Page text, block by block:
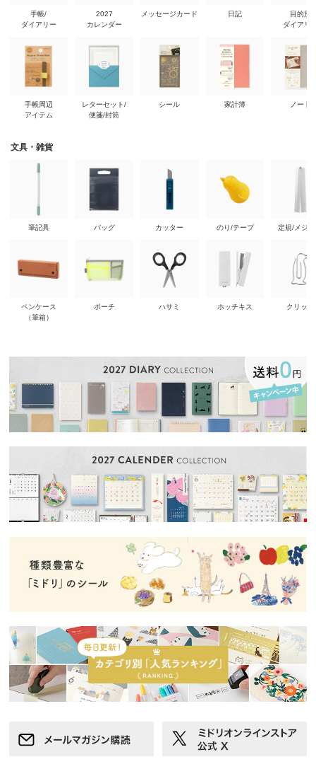
手帳/
ダイアリー
手帳周辺
アイテム
2027
カレンダー
レターセット/
便箋/封筒
メッセージカード
シール
日記
家計簿
目的別
ダイアリ
ノート
文具・雑貨
筆記具
ペンケース
（筆箱）
バッグ
ポーチ
カッター
ハサミ
のり/テープ
ホッチキス
定規/メジ
クリップ